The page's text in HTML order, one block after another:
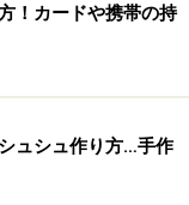
、２種類使用しま
ば、小さな端切
う。布は作る前
布目を整えておき
！カードや携帯の持
ュシュ作り方…手作